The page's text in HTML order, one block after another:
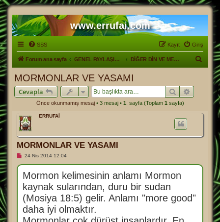
www.errufai.com
SSS Giriş
Kayıt
Forum ana sayfa GENEL PAYLAŞIM ALANI DİĞER DİN VE MEZHEPLER
MORMONLAR VE YASAMI
Cevapla Ara
Önce okunmamış mesaj• 3 mesaj • 1 . sayfa (Toplam 1 sayfa)
ERRUFAİ
MORMONLAR VE YASAMI
O
u
n
m
a
m
ı
ş
m
e
s
24 Nis 2014 12:04
Mormon kelimesinin anlamı Mormon
kaynak sularından, duru bir sudan
(Mosiya 18:5) gelir. Anlamı "more good"
daha iyi olmaktır.